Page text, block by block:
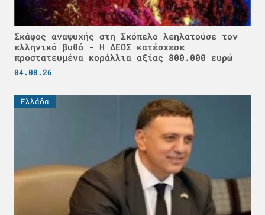
Σκάφος αναψυχής στη Σκόπελο λεηλατούσε τον
ελληνικό βυθό - H ΔΕΟΣ κατέσχεσε
προστατευμένα κοράλλια αξίας 800.000 ευρώ
04.08.26
Ελλάδα